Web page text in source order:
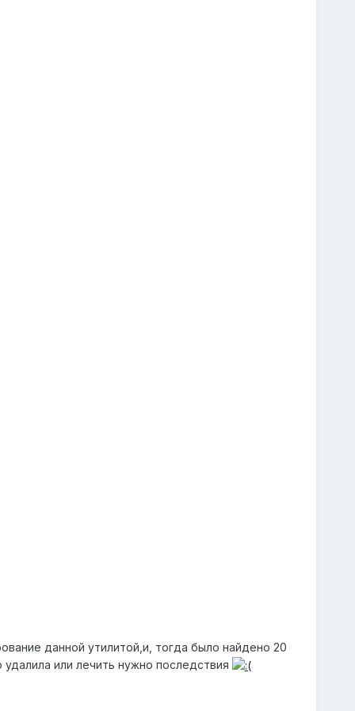
данной утилитой,и, тогда было найдено 20
или лечить нужно последствия